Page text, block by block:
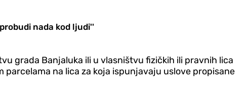
nada kod ljudi''
grada Banjaluka ili u vlasništvu fizičkih ili pravnih lica
na lica za koja ispunjavaju uslove propisane